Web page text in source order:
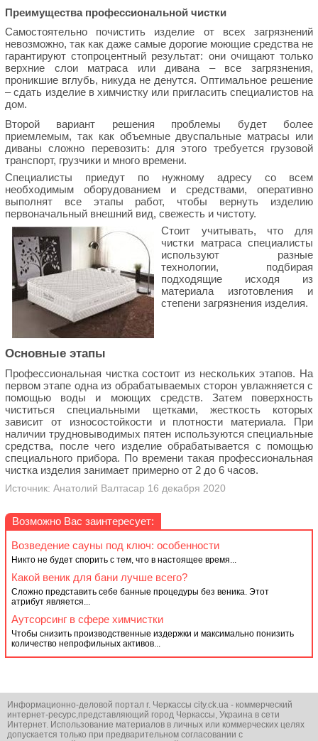
Преимущества профессиональной чистки
Самостоятельно почистить изделие от всех загрязнений
невозможно, так как даже самые дорогие моющие средства не
гарантируют стопроцентный результат: они очищают только
верхние слои матраса или дивана – все загрязнения,
проникшие вглубь, никуда не денутся. Оптимальное решение
– сдать изделие в химчистку или пригласить специалистов на
дом.
Второй вариант решения проблемы будет более
приемлемым, так как объемные двуспальные матрасы или
диваны сложно перевозить: для этого требуется грузовой
транспорт, грузчики и много времени.
Специалисты приедут по нужному адресу со всем
необходимым оборудованием и средствами, оперативно
выполнят все этапы работ, чтобы вернуть изделию
первоначальный внешний вид, свежесть и чистоту.
Стоит учитывать, что для
чистки матраса специалисты
используют разные
технологии, подбирая
подходящие исходя из
материала изготовления и
степени загрязнения изделия.
Основные этапы
Профессиональная чистка состоит из нескольких этапов. На
первом этапе одна из обрабатываемых сторон увлажняется с
помощью воды и моющих средств. Затем поверхность
чиститься специальными щетками, жесткость которых
зависит от износостойкости и плотности материала. При
наличии трудновыводимых пятен используются специальные
средства, после чего изделие обрабатывается с помощью
специального прибора. По времени такая профессиональная
чистка изделия занимает примерно от 2 до 6 часов.
Источник: Анатолий Валтасар 16 декабря 2020
Возможно Вас заинтересует:
Возведение сауны под ключ: особенности
Никто не будет спорить с тем, что в настоящее время...
Какой‌ ‌веник‌ ‌для‌ ‌бани‌ ‌лучше‌ ‌всего?
Сложно представить себе банные процедуры без веника. Этот
атрибут является...
Аутсорсинг в сфере химчистки
Чтобы снизить производственные издержки и максимально понизить
количество непрофильных активов...
Информационно-деловой портал г. Черкассы city.ck.ua - коммерческий
интернет-ресурс,представляющий город Черкассы, Украина в сети
Интернет. Использование материалов в личных или коммерческих целях
допускается только при предварительном согласовании с